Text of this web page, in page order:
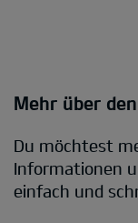
Mehr über
Du möchtest
Informationen
einfach und